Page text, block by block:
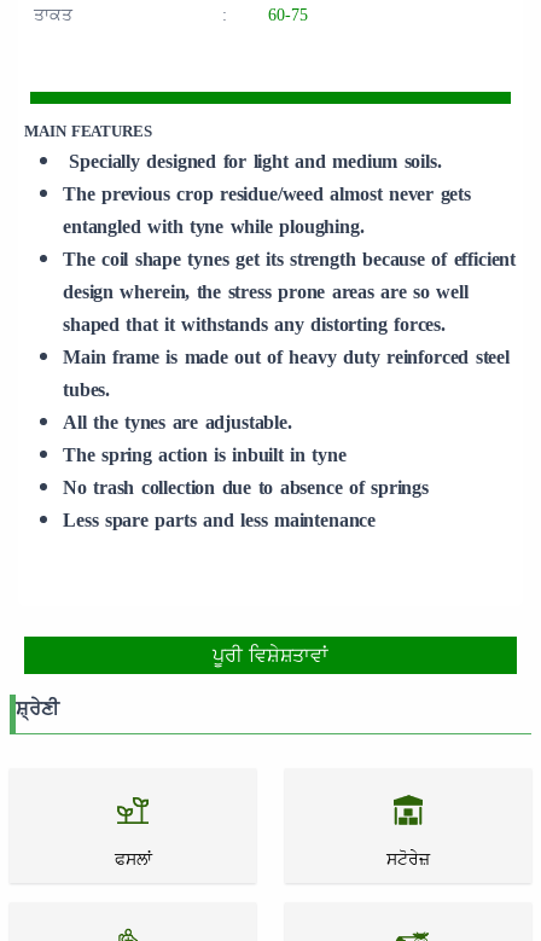
ਤਾਕਤ
: 60-75
MAIN FEATURES
Specially designed for light and medium soils.
The previous crop residue/weed almost never gets
entangled with tyne while ploughing.
The coil shape tynes get its strength because of efficient
design wherein, the stress prone areas are so well
shaped that it withstands any distorting forces.
Main frame is made out of heavy duty reinforced steel
tubes.
All the tynes are adjustable.
The spring action is inbuilt in tyne
No trash collection due to absence of springs
Less spare parts and less maintenance
ਪੂਰੀ ਵਿਸ਼ੇਸ਼ਤਾਵਾਂ
ਸ਼੍ਰੇਣੀ
ਫਸਲਾਂ ਸਟੋਰੇਜ਼